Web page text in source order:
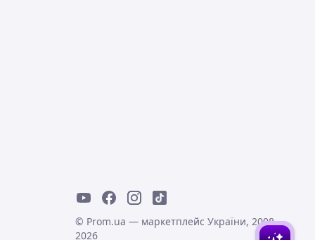
© Prom.ua — маркетплейс України, 2008-
2026